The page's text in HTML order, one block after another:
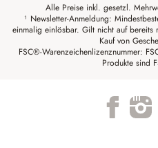
Alle Preise inkl. gesetzl.
¹ Newsletter-Anmeldung:
einmalig einlösbar. Gilt nicht auf
Kauf von
FSC®-Warenzeichenlizenznummer:
Produkte sind